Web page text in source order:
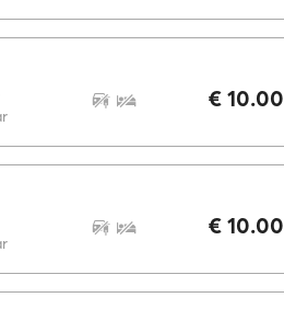
€ 10.00
€ 10.00